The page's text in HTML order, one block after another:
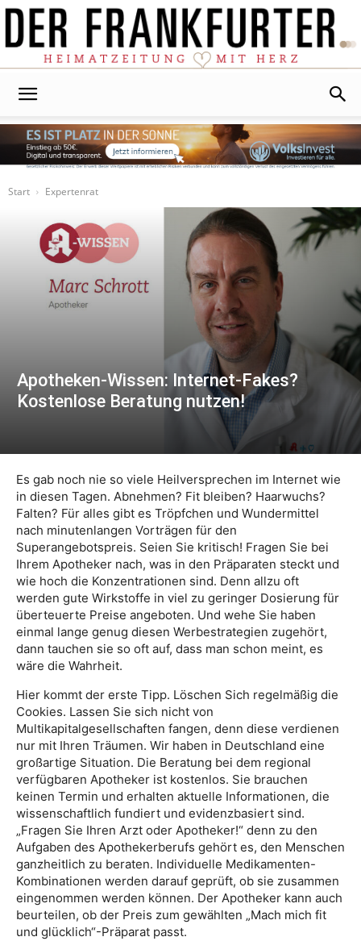
Start
Expertenrat
Apotheken-Wissen: Internet-Fakes?
Kostenlose Beratung nutzen!
Es gab noch nie so viele Heilversprechen im Internet wie
in diesen Tagen. Abnehmen? Fit bleiben? Haarwuchs?
Falten? Für alles gibt es Tröpfchen und Wundermittel
nach minutenlangen Vorträgen für den
Superangebotspreis. Seien Sie kritisch! Fragen Sie bei
Ihrem Apotheker nach, was in den Präparaten steckt und
wie hoch die Konzentrationen sind. Denn allzu oft
werden gute Wirkstoffe in viel zu geringer Dosierung für
überteuerte Preise angeboten. Und wehe Sie haben
einmal lange genug diesen Werbestrategien zugehört,
dann tauchen sie so oft auf, dass man schon meint, es
wäre die Wahrheit.
Hier kommt der erste Tipp. Löschen Sich regelmäßig die
Cookies. Lassen Sie sich nicht von
Multikapitalgesellschaften fangen, denn diese verdienen
nur mit Ihren Träumen. Wir haben in Deutschland eine
großartige Situation. Die Beratung bei dem regional
verfügbaren Apotheker ist kostenlos. Sie brauchen
keinen Termin und erhalten aktuelle Informationen, die
wissenschaftlich fundiert und evidenzbasiert sind.
„Fragen Sie Ihren Arzt oder Apotheker!“ denn zu den
Aufgaben des Apothekerberufs gehört es, den Menschen
ganzheitlich zu beraten. Individuelle Medikamenten-
Kombinationen werden darauf geprüft, ob sie zusammen
eingenommen werden können. Der Apotheker kann auch
beurteilen, ob der Preis zum gewählten „Mach mich fit
und glücklich“-Präparat passt.